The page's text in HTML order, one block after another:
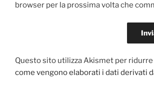
browser per la prossima volta che
Questo sito utilizza Akismet per ridurre
come vengono elaborati i dati derivati